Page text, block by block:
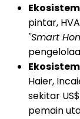
Ekosistem
pintar,
"Smart
Haier,
sekitar
pemain